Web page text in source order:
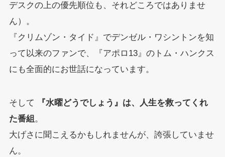
デスクの上の優先順位も、それどころではありませ
ん）。
『クリムゾン・タイド』でデンゼル・ワシントンを知
って以来のファンで、『アポロ13』のトム・ハンクス
にも全面的にお世話になっています。
そして
『水曜どうでしょう』は、人生を救ってくれ
た番組 。
大げさに聞こえるかもしれませんが、誇張していませ
ん。